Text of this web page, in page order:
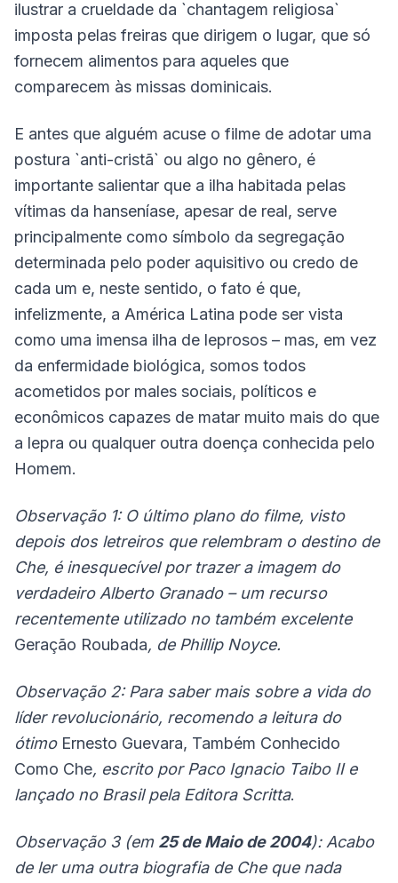
ilustrar a crueldade da `chantagem religiosa`
imposta pelas freiras que dirigem o lugar, que só
fornecem alimentos para aqueles que
comparecem às missas dominicais.
E antes que alguém acuse o filme de adotar uma
postura `anti-cristã` ou algo no gênero, é
importante salientar que a ilha habitada pelas
vítimas da hanseníase, apesar de real, serve
principalmente como símbolo da segregação
determinada pelo poder aquisitivo ou credo de
cada um e, neste sentido, o fato é que,
infelizmente, a América Latina pode ser vista
como uma imensa ilha de leprosos – mas, em vez
da enfermidade biológica, somos todos
acometidos por males sociais, políticos e
econômicos capazes de matar muito mais do que
a lepra ou qualquer outra doença conhecida pelo
Homem.
Observação 1: O último plano do filme, visto
depois dos letreiros que relembram o destino de
Che, é inesquecível por trazer a imagem do
verdadeiro Alberto Granado – um recurso
recentemente utilizado no também excelente
Geração Roubada, de Phillip Noyce.
Observação 2: Para saber mais sobre a vida do
líder revolucionário, recomendo a leitura do
ótimo Ernesto Guevara, Também Conhecido
Como Che, escrito por Paco Ignacio Taibo II e
lançado no Brasil pela Editora Scritta.
Observação 3 (em 25 de Maio de 2004): Acabo
de ler uma outra biografia de Che que nada